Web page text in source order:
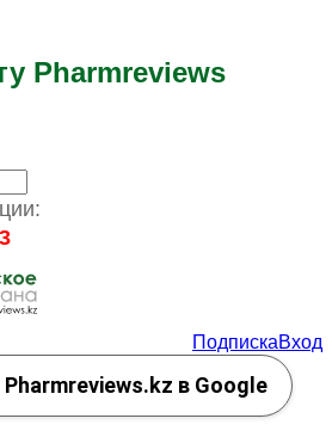
Pharmreviews
ПодпискаВход
в Google